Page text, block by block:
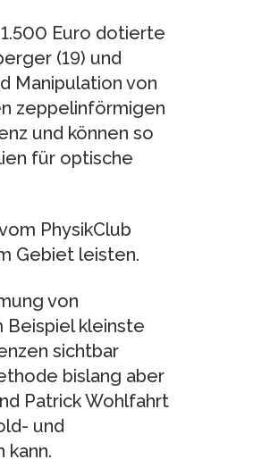
Euro dotierte
(19) und
Manipulation von
zeppelinförmigen
und können so
für optische
PhysikClub
Gebiet leisten.
von
Beispiel kleinste
sichtbar
bislang aber
Patrick Wohlfahrt
und
kann.